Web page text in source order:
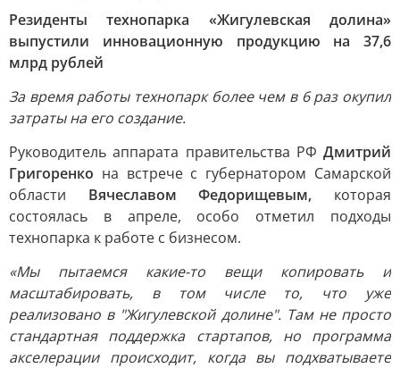
Резиденты технопарка «Жигулевская долина»
выпустили инновационную продукцию на 37,6
млрд рублей
За время работы технопарк более чем в 6 раз окупил
затраты на его создание.
Руководитель аппарата правительства РФ Дмитрий
Григоренко на встрече с губернатором Самарской
области Вячеславом Федорищевым, которая
состоялась в апреле, особо отметил подходы
технопарка к работе с бизнесом.
«Мы пытаемся какие-то вещи копировать и
масштабировать, в том числе то, что уже
реализовано в "Жигулевской долине". Там не просто
стандартная поддержка стартапов, но программа
акселерации происходит, когда вы подхватываете